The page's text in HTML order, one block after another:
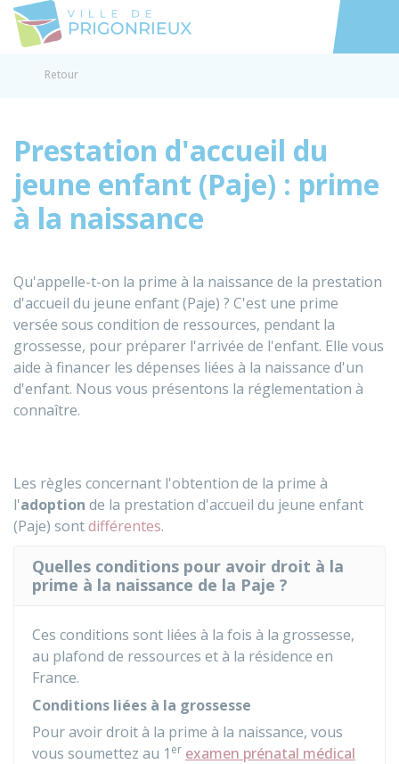
Accéder
Retour
Prestation d'accueil du
jeune enfant (Paje) : prime
à la naissance
Qu'appelle-t-on la prime à la naissance de la prestation
d'accueil du jeune enfant (Paje) ? C'est une prime
versée sous condition de ressources, pendant la
grossesse, pour préparer l'arrivée de l'enfant. Elle vous
aide à financer les dépenses liées à la naissance d'un
d'enfant. Nous vous présentons la réglementation à
connaître.
Les règles concernant l'obtention de la prime à
l'adoption de la prestation d'accueil du jeune enfant
(Paje) sontdifférentes.
Quelles conditions pour avoir droit à la
prime à la naissance de la Paje ?
Ces conditions sont liées à la fois à la grossesse,
au plafond de ressources et à la résidence en
France.
Conditions liées à la grossesse
Pour avoir droit à la prime à la naissance, vous
vous soumettez au 1 er examen prénatal médical